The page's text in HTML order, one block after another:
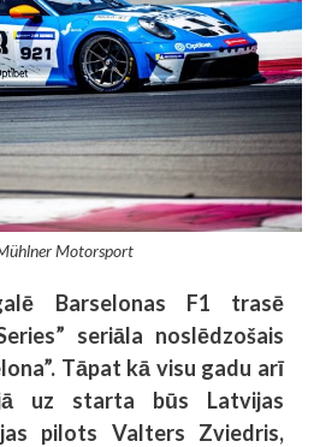
Motorsport
Barselonas F1 trasē
seriāla noslēdzošais
Tāpat kā visu gadu arī
uz starta būs Latvijas
pilots Valters Zviedris,